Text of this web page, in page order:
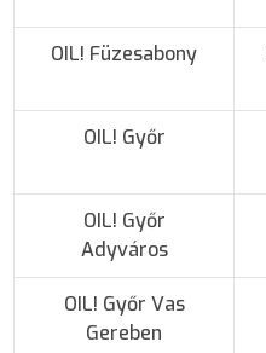
OIL! Füzesabony
OIL! Győr
OIL! Győr
Adyváros
OIL! Győr Vas
Gereben